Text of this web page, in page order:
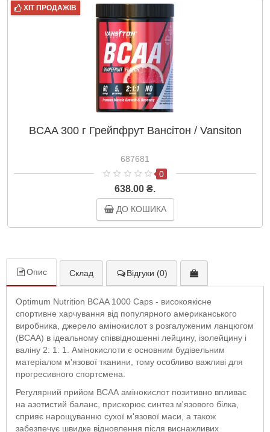
ХІТ ПРОДАЖІВ
BCAA 300 г Грейпфрут Вансітон / Vansiton
687681
0
638.00 ₴.
ДО КОШИКА
Опис Склад Відгуки (0)
Optimum Nutrition BCAA 1000 Caps - високоякісне
спортивне харчування від популярного американського
виробника, джерело амінокислот з розгалуженим ланцюгом
(ВСАА) в ідеальному співвідношенні лейцину, ізолейцину і
валіну 2: 1: 1. Амінокислоти є основним будівельним
матеріалом м'язової тканини, тому особливо важливі для
прогресивного спортсмена.
Регулярний прийом ВСАА амінокислот позитивно впливає
на азотистий баланс, прискорює синтез м'язового білка,
сприяє нарощуванню сухої м'язової маси, а також
забезпечує швидке відновлення після виснажливих